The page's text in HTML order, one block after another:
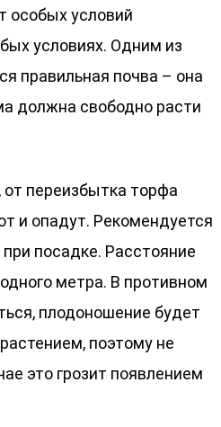
особых условий
условиях. Одним из
правильная почва – она
должна свободно расти
переизбытка торфа
и опадут. Рекомендуется
посадке. Расстояние
метра. В противном
плодоношение будет
поэтому не
это грозит появлением